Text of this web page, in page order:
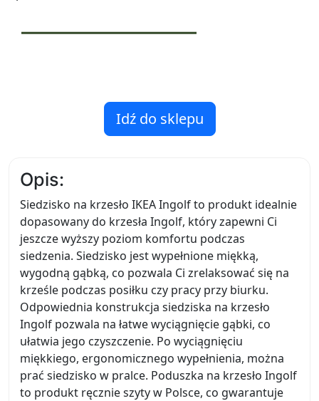
Idź do sklepu
Opis:
Siedzisko na krzesło IKEA Ingolf to produkt idealnie
dopasowany do krzesła Ingolf, który zapewni Ci
jeszcze wyższy poziom komfortu podczas
siedzenia. Siedzisko jest wypełnione miękką,
wygodną gąbką, co pozwala Ci zrelaksować się na
krześle podczas posiłku czy pracy przy biurku.
Odpowiednia konstrukcja siedziska na krzesło
Ingolf pozwala na łatwe wyciągnięcie gąbki, co
ułatwia jego czyszczenie. Po wyciągnięciu
miękkiego, ergonomicznego wypełnienia, można
prać siedzisko w pralce. Poduszka na krzesło Ingolf
to produkt ręcznie szyty w Polsce, co gwarantuje